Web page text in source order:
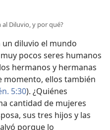
Diluvio, y por qué?
diluvio el mundo
pocos seres humanos
hermanos y hermanas
momento, ellos también
5:30). ¿Quiénes
cantidad de mujeres
sus tres hijos y las
porque lo